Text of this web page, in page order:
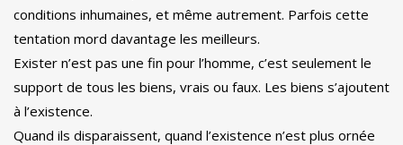
conditions inhumaines, et même autrement. Parfois cette
tentation mord davantage les meilleurs.
Exister n’est pas une fin pour l’homme, c’est seulement le
support de tous les biens, vrais ou faux. Les biens s’ajoutent
à l’existence.
Quand ils disparaissent, quand l’existence n’est plus ornée